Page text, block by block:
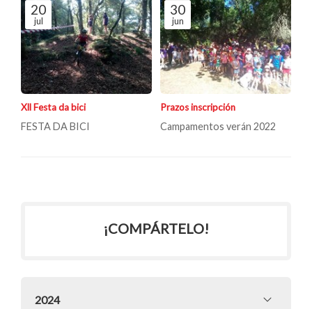
20
jul
Xll Festa da bici
FESTA DA BICI
30
jun
Prazos inscripción
Campamentos verán 2022
¡COMPÁRTELO!
2024